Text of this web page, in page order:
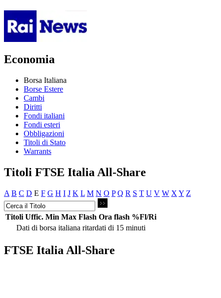
Economia
Borsa Italiana
Borse Estere
Cambi
Diritti
Fondi italiani
Fondi esteri
Obbligazioni
Titoli di Stato
Warrants
Titoli FTSE Italia All-Share
A B C D E F G H I J K L M N O P Q R S T U V W X Y Z
Titoli Uffic. Min Max Flash Ora flash %Fl/Ri
Dati di borsa italiana ritardati di 15 minuti
FTSE Italia All-Share